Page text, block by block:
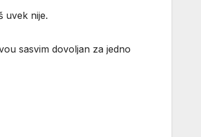
uvek nije.
sasvim dovoljan za jedno